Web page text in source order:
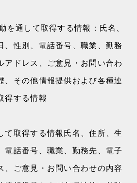
を通して取得する情報：氏名、
、性別、電話番号、職業、勤務
アドレス、ご意見・お問い合わ
、その他情報提供および各種連
得する情報
て取得する情報氏名、住所、生
電話番号、職業、勤務先、電子
、ご意見・お問い合わせの内容